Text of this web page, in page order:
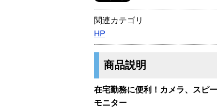
関連カテゴリ
HP
商品説明
在宅勤務に便利！カメラ、スピ
モニター